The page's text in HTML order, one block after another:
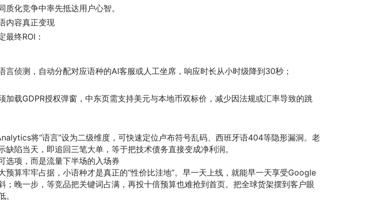
化竞争中率先抵达用户心智。
内容真正变现
最终ROI：
言侦测，自动分配对应语种的AI客服或人工坐席，响应时长从小时级降到30秒；
加载GDPR授权弹窗，中东页需支持美元与本地币双标价，减少因法规或汇率导致的跳
将“语言”设为二级维度，可快速定位卢布符号乱码、西班牙语404等隐形漏洞。老
缺陷当天，即追回三笔大单，等于把技术债务直接变成净利润。
选项，而是流量下半场的入场券
预算牢牢占据，小语种才是真正的“性价比洼地”。早一天上线，就能早一天享受Google
；晚一步，等竞品把关键词占满，再投十倍预算也难抢到首页。把全球货架摆到客户眼